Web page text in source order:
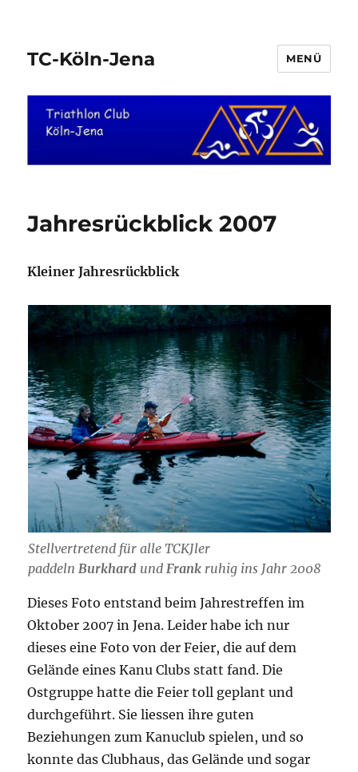
TC-Köln-Jena MENÜ
Jahresrückblick 2007
Kleiner Jahresrückblick
Stellvertretend für alle TCKJler
paddeln Burkhardund Frankruhig ins Jahr 2008
Dieses Foto entstand beim Jahrestreffen im
Oktober 2007 in Jena. Leider habe ich nur
dieses eine Foto von der Feier, die auf dem
Gelände eines Kanu Clubs statt fand. Die
Ostgruppe hatte die Feier toll geplant und
durchgeführt. Sie liessen ihre guten
Beziehungen zum Kanuclub spielen, und so
konnte das Clubhaus, das Gelände und sogar